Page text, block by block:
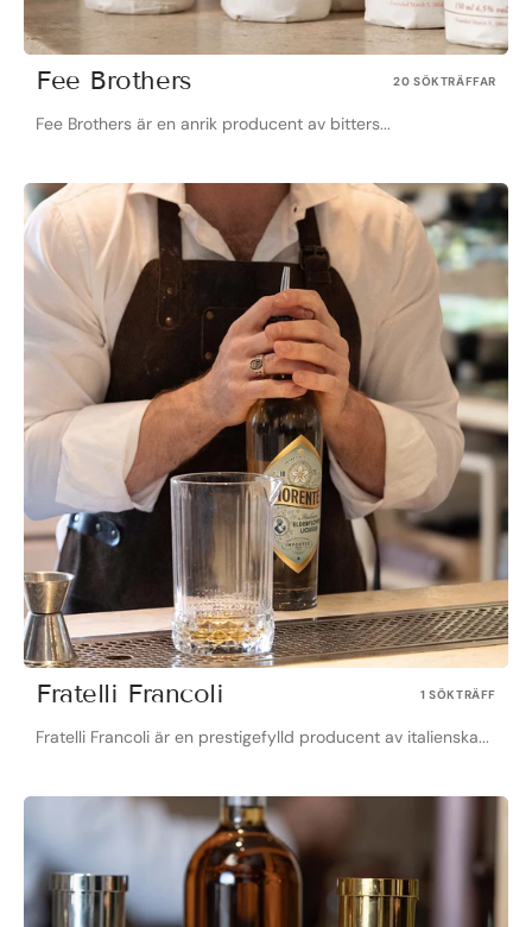
Fee Brothers 20 SÖKTRÄFFAR
Fee Brothers är en anrik producent av bitters...
Fratelli Francoli 1 SÖKTRÄFF
Fratelli Francoli är en prestigefylld producent av italienska...